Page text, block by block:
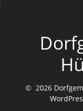
© 2026